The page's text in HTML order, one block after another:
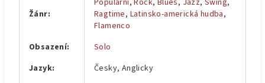
Žánr:
Populární,Rock, Blues, Jazz,Swing,
Ragtime, Latinsko-americká hudba,
Flamenco
Obsazení:
Solo
Jazyk:
Česky, Anglicky